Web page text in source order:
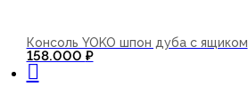
Консоль YOKO шпон дуба с ящиком
158.000 ₽